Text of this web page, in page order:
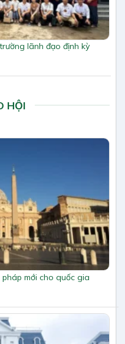
lãnh đạo định kỳ
HỘI
mới cho quốc gia